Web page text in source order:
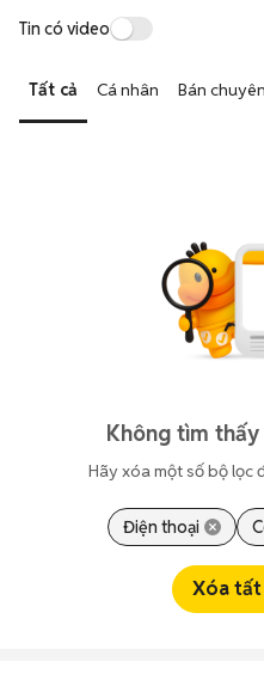
Tin có video
Tất cả Cá nhân Bán chuyên
Không tìm
Hãy xóa một số bộ lọc
Điện thoại
Xóa tất